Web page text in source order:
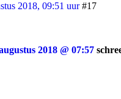
2018, 09:51 uur #17
2018 @ 07:57